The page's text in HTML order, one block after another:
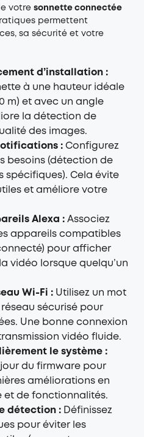
votre sonnette connectée
permettent
sa sécurité et votre
d’installation :
à une hauteur idéale
m) et avec un angle
la détection de
des images.
: Configurez
besoins (détection de
spécifiques). Cela évite
et améliore votre
Alexa : Associez
appareils compatibles
pour afficher
vidéo lorsque quelqu’un
Wi-Fi : Utilisez un mot
sécurisé pour
Une bonne connexion
vidéo fluide.
le système :
jour du firmware pour
améliorations en
et de fonctionnalités.
détection : Définissez
pour éviter les